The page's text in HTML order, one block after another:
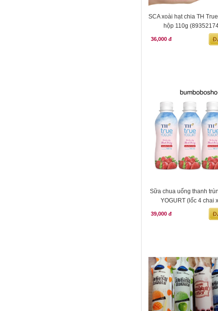
SCA xoài hạt chia TH
hộp 110g
36,000 đ
Sữa chua uống thanh
YOGURT (lốc 4 chai
39,000 đ